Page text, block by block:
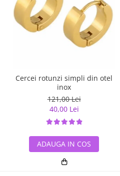
Cercei rotunzi simpli din otel
inox
121,00 Lei
40,00 Lei
ADAUGA IN COS